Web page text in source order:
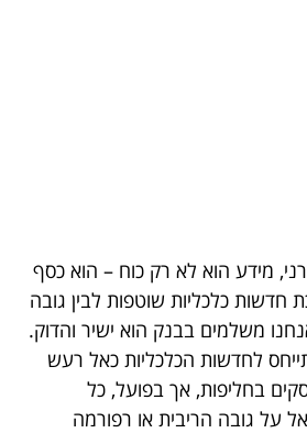
מידע הוא לא רק כוח – הוא כסף
חדשות כלכליות שוטפות לבין גובה
משלמים בבנק הוא ישיר והדוק.
לחדשות הכלכליות כאל רעש
בחליפות, אך בפועל, כל
על גובה הריבית או רפורמה